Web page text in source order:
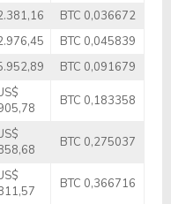
BTC 0,036672
BTC 0,045839
BTC 0,091679
BTC 0,183358
BTC 0,275037
BTC 0,366716